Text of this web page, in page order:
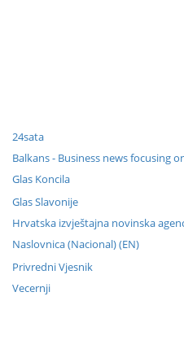
24sata
Balkans - Business news focusing
Glas Koncila
Glas Slavonije
Hrvatska izvještajna novinska
Naslovnica (Nacional) (EN)
Privredni Vjesnik
Vecernji